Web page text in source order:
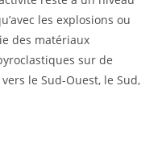
les explosions ou
des matériaux
sur de
le Sud-Ouest, le Sud,